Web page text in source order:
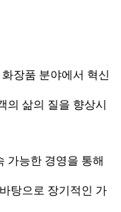
장품 분야에서 혁신
의 삶의 질을 향상시
가능한 경영을 통해
탕으로 장기적인 가